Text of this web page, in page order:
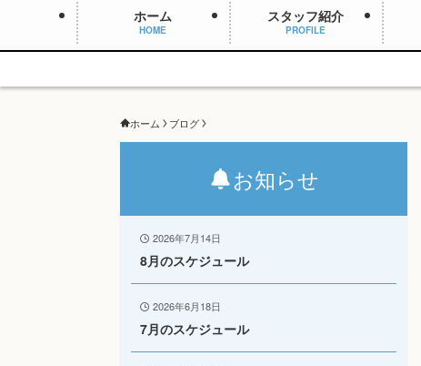
ホーム
HOME
スタッフ紹介
PROFILE
ホーム ブログ
お知らせ
2026年7月14日
8月のスケジュール
2026年6月18日
7月のスケジュール